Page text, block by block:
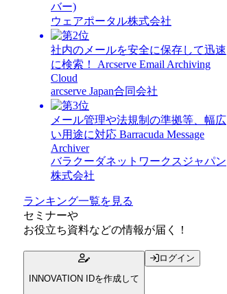
バー)
ウェアポータル株式会社
社内のメールを安全に保存して迅速
に検索！ Arcserve Email Archiving
Cloud
arcserve Japan合同会社
メール管理や法規制の準拠等、幅広
い用途に対応 Barracuda Message
Archiver
バラクーダネットワークスジャパン
株式会社
ランキング一覧を見る
セミナーや
お役立ち資料などの情報が届く！
INNOVATION IDを作成して
ログイン